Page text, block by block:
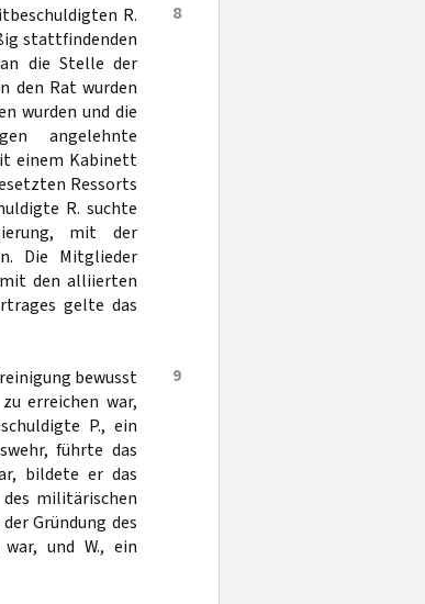
8
R.
stattfindenden
die Stelle der
den Rat wurden
wurden und die
angelehnte
einem Kabinett
Ressorts
R. suchte
mit der
Die Mitglieder
den alliierten
gelte das
9
bewusst
erreichen war,
P., ein
führte das
bildete er das
militärischen
Gründung des
und W., ein